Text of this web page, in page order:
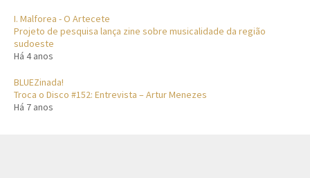
I. Malforea - O Artecete
Projeto de pesquisa lança zine sobre musicalidade da região
sudoeste
Há 4 anos
BLUEZinada!
Troca o Disco #152: Entrevista – Artur Menezes
Há 7 anos